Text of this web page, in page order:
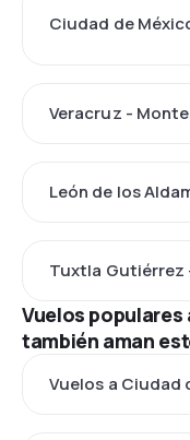
Ciudad de
Veracruz -
León de los
Tuxtla Gutiérrez
Vuelos populares
también aman
Vuelos a Ciudad